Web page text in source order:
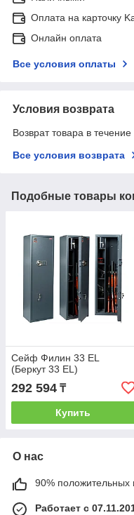
Оплата на карточку
Онлайн оплата
Все условия оплаты
Условия возврата
Возврат товара в
Все условия возврата
Подобные товары
Сейф Филин 33 EL
(Беркут 33 EL)
292 594 ₸
Купить
О нас
90% положительных
Работает с